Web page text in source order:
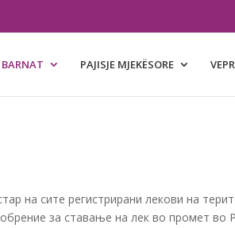
BARNAT PAJISJE MJEKËSORE
на сите регистрирани лекови на
за ставање на лек во промет во